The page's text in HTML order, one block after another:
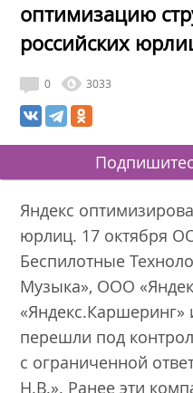
оптимизацию
российских
0 3033
Яндекс
юрлиц. 17 октября
Беспилотные
Музыка», ООО
«Яндекс.Каршеринг»
перешли под
с ограниченной
Н.В.». Ранее эти